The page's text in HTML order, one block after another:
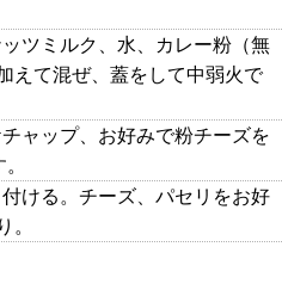
ツミルク、水、カレー粉（無
えて混ぜ、蓋をして中弱火で
ャップ、お好みで粉チーズを
ける。チーズ、パセリをお好